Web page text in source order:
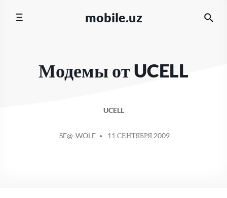
mobile.uz
Модемы от UCELL
UCELL
ОТ
SE@-WOLF 11 СЕНТЯБРЯ 2009